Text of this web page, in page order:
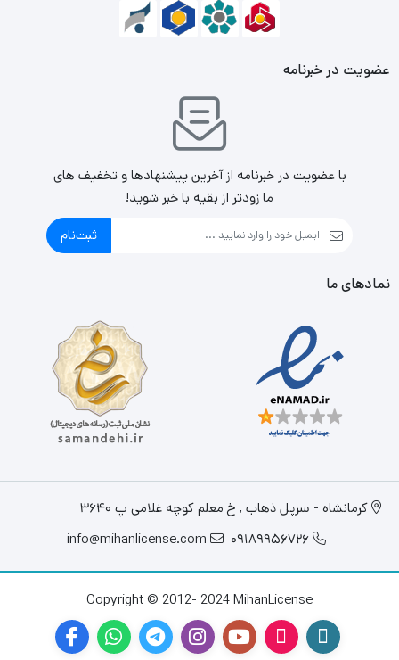
عضویت در خبرنامه
با عضویت در خبرنامه از آخرین پیشنهادها و تخفیف های
ما زودتر از بقیه با خبر شوید!
ثبت‌نام
نمادهای ما
کرمانشاه - سرپل ذهاب , خ معلم کوچه غلامی پ 3640
09189956726
info@mihanlicense.com
Copyright © 2012- 2024 MihanLicense